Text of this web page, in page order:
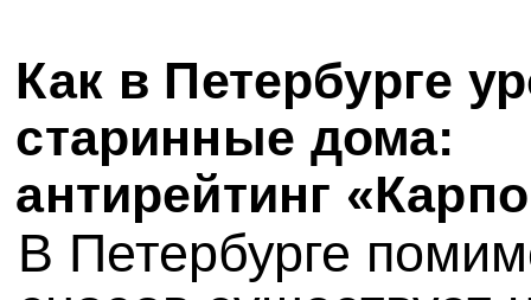
Как в Петербурге
старинные дома:
антирейтинг
В Петербурге